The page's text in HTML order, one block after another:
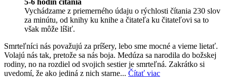
Vychádzame z priemerného údaju o rýchlosti čítania 230 slov
za minútu, od knihy ku knihe a čitateľa ku čitateľovi sa to
však môže líšiť.
Smrteľníci nás považujú za príšery, lebo sme mocné a vieme lietať.
Volajú nás tak, pretože sa nás boja. Medúza sa narodila do božskej
rodiny, no na rozdiel od svojich sestier je smrteľná. Zakrátko si
uvedomí, že ako jediná z nich starne... Čítať viac